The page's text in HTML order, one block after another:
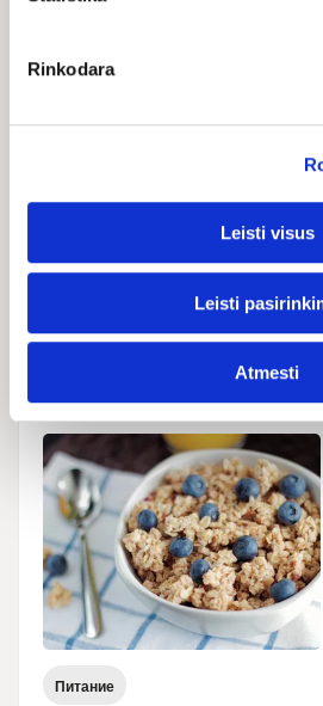
Rinkodara
Leisti visus
Leisti
Atmesti
(из них насыщенных жирных кислот
них сахаров 39 г), пищевые волокна
Новости и
статьи
Питание